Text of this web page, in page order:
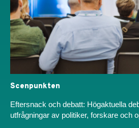
Scenpunkten
Eftersnack och debatt: Högaktuella
utfrågningar av politiker, forskare och